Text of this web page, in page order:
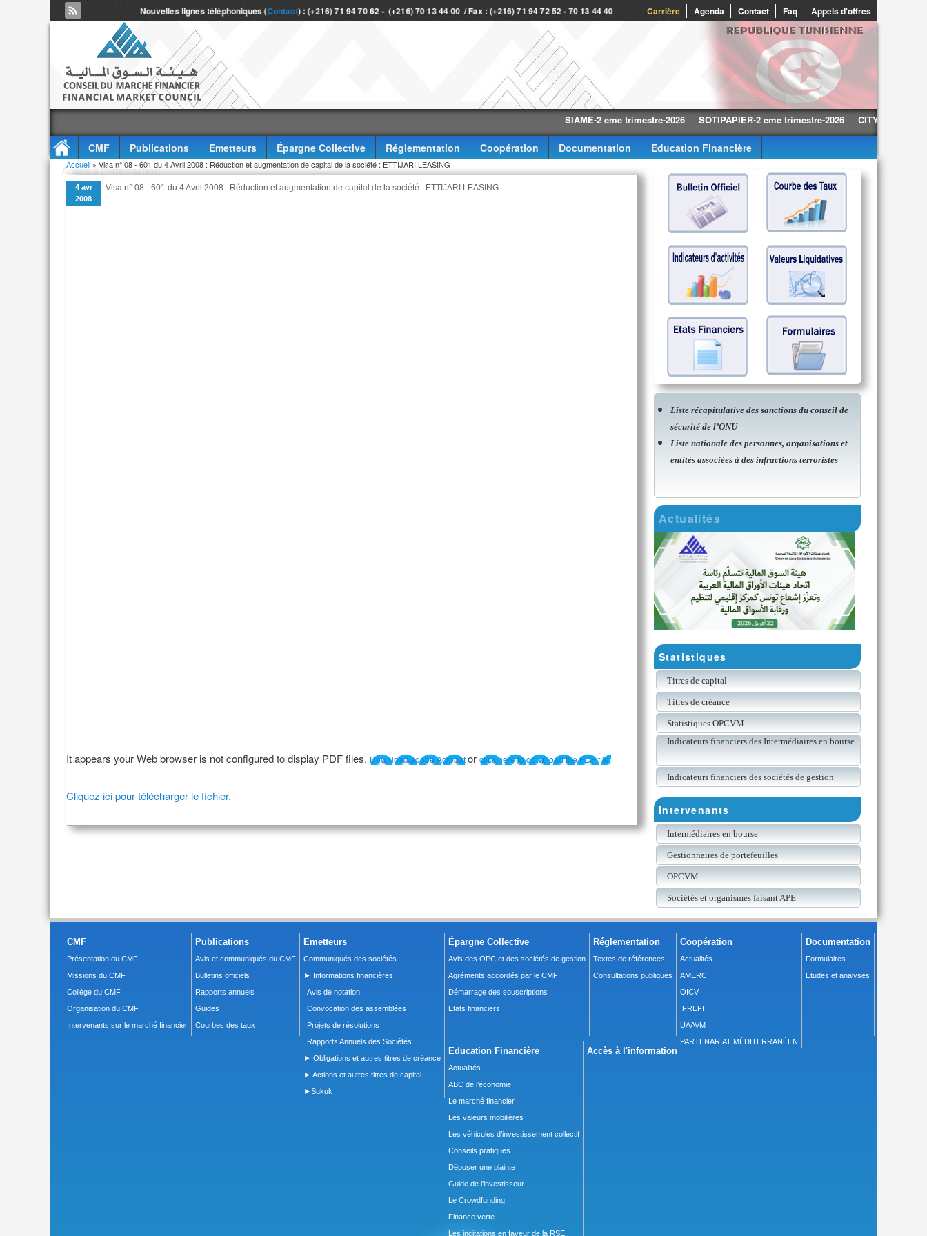
Carrière Agenda Contact Faq Appels d'offres
Nouvelles lignes téléphoniques (Contact) : (+216) 71 94 70 62 - (+216) 70 13 44 00 / Fax : (+216) 71 94 72 52 - 70 13 44 40
SIAME-2 eme trimestre-2026 SOTIPAPIER-2 eme trimestre-2026 CITY CARS-2 eme
CMF Publications Emetteurs Épargne Collective Réglementation Coopération Documentation
Education Financière
Accès à l'information
Vous êtes ici
Accueil » Visa n° 08 - 601 du 4 Avril 2008 : Réduction et augmentation de capital de la société : ETTIJARI LEASING
4 avr
2008
Visa n° 08 - 601 du 4 Avril 2008 : Réduction et augmentation de capital de la société : ETTIJARI LEASING
It appears your Web browser is not configured to display PDF files. Download adobe Acrobator click here to download the PDF file.
Cliquez ici pour télécharger le fichier.
Liste récapitulative des sanctions du conseil de
sécurité de l’ONU
Liste nationale des personnes, organisations et
entités associées à des infractions terroristes
Actualités
Statistiques
Titres de capital
Titres de créance
Statistiques OPCVM
Indicateurs financiers des Intermédiaires en bourse
Indicateurs financiers des sociétés de gestion
Intervenants
Intermédiaires en bourse
Gestionnaires de portefeuilles
OPCVM
Sociétés et organismes faisant APE
CMF
Présentation du CMF
Missions du CMF
Collège du CMF
Organisation du CMF
Intervenants sur le marché financier
Publications
Avis et communiqués du CMF
Bulletins officiels
Rapports annuels
Guides
Courbes des taux
Emetteurs
Communiqués des sociétés
► Informations financières
Avis de notation
Convocation des assemblées
Projets de résolutions
Rapports Annuels des Sociétés
► Obligations et autres titres de créance
► Actions et autres titres de capital
►Sukuk
Épargne Collective
Avis des OPC et des sociétés de gestion
Agréments accordés par le CMF
Démarrage des souscriptions
Etats financiers
Réglementation
Textes de références
Consultations publiques
Coopération
Actualités
AMERC
OICV
IFREFI
UAAVM
PARTENARIAT MÉDITERRANÉEN
Documentation
Formulaires
Etudes et analyses
Education Financière
Actualités
ABC de l’économie
Le marché financier
Les valeurs mobilières
Les véhicules d’investissement collectif
Conseils pratiques
Déposer une plainte
Guide de l’investisseur
Le Crowdfunding
Finance verte
Les incitations en faveur de la RSE
Accès à l'information